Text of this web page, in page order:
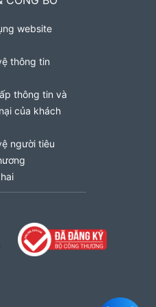
website
thông tin
thông tin và
của khách
người tiêu